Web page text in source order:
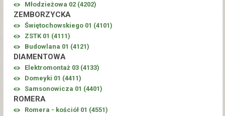
Młodzieżowa 02 (4202)
ZEMBORZYCKA
Świętochowskiego 01 (4101)
ZSTK 01 (4111)
Budowlana 01 (4121)
DIAMENTOWA
Elektromontaż 03 (4133)
Domeyki 01 (4411)
Samsonowicza 01 (4401)
ROMERA
Romera - kościół 01 (4551)